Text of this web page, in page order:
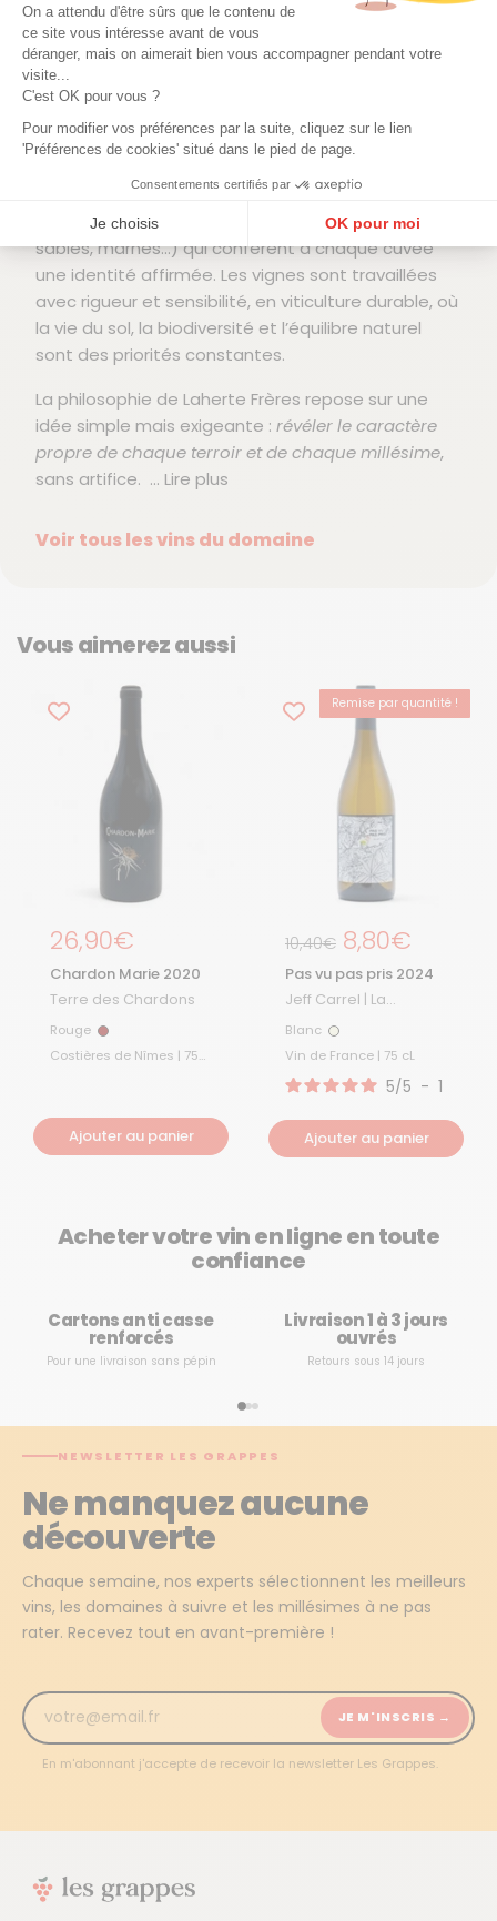
On a attendu d'être sûrs que le contenu de
ce site vous intéresse avant de vous
déranger, mais on aimerait bien vous accompagner pendant votre
visite...
C'est OK pour vous ?
Pour modifier vos préférences par la suite, cliquez sur le lien
'Préférences de cookies' situé dans le pied de page.
Consentements certifiés par
Je choisis OK pour moi
Plateforme de Gestion du Consentement : Personnalisez vos Options
création, le domaine combine une vision
audacieuse à un respect profond des terroirs
champenois, donnant naissance à des vins d’une
grande finesse, vibrants d’énergie et
d’authenticité.
l’ensemble de la Champagne, les raisins
proviennent de terroirs variés (argilo‑calcaires,
sables, marnes…) qui confèrent à chaque cuvée
une identité affirmée. Les vignes sont travaillées
avec rigueur et sensibilité, en viticulture durable, où
la vie du sol, la biodiversité et l’équilibre naturel
sont des priorités constantes.
La philosophie de Laherte Frères repose sur une
idée simple mais exigeante : révéler le caractère
propre de chaque terroir et de chaque millésime,
sans artifice. ... Lire plus
Voir tous les vins du domaine
Vous aimerez aussi
Prix régulier
26,90€
Chardon Marie 2020
Terre des Chardons
Rouge Rouge
Costières de Nîmes | 75
Ajouter au panier
Remise par quantité !
-15%
Prix de solde
10,40€ Prix régulier
8,80€
Pas vu pas pris 2024
Jeff Carrel | La
Blanc Blanc
Vin de France | 75 cL
5/5 - 1
Ajouter au panier
Acheter votre vin en ligne en toute
confiance
Cartons anti casse
renforcés
Pour une livraison sans pépin
Livraison 1 à 3 jours
ouvrés
Retours sous 14 jours
NEWSLETTER LES GRAPPES
Ne manquez aucune
découverte
Chaque semaine, nos experts sélectionnent les meilleurs
vins, les domaines à suivre et les millésimes à ne pas
rater. Recevez tout en avant-première !
JE M'INSCRIS →
En m'abonnant j'accepte de recevoir la newsletter Les Grappes.